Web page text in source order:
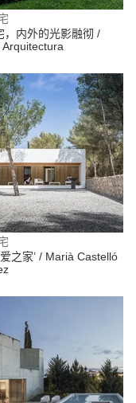
，内外的光影融彻 /
Arquitectura
之家’ / Marià Castelló